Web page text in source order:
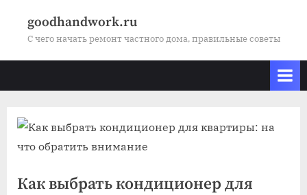
goodhandwork.ru
С чего начать ремонт частного дома, правильные советы
Как выбрать кондиционер для